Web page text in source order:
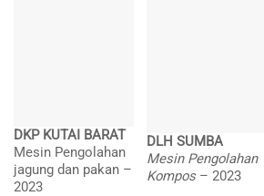
DKP KUTAI BARAT
Mesin Pengolahan
jagung dan pakan –
2023
DLH SUMBA
Mesin Pengolahan
Kompos – 2023